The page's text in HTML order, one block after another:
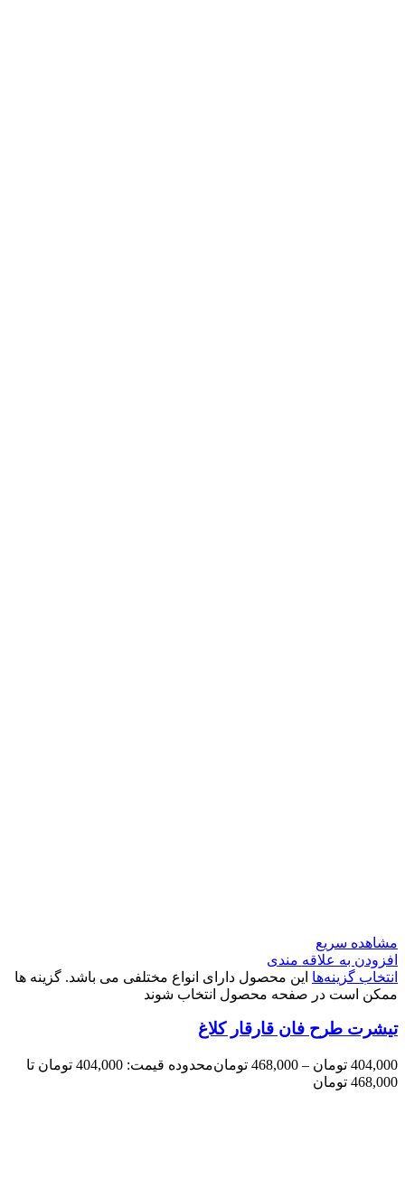
مشاهده سریع
افزودن به علاقه مندی
انتخاب گزینه‌ها این محصول دارای انواع مختلفی می باشد. گزینه ها
ممکن است در صفحه محصول انتخاب شوند
تیشرت طرح فان قارقار کلاغ
404,000 تومان –
468,000 تومان
محدوده قیمت: 404,000 تومان تا
468,000 تومان